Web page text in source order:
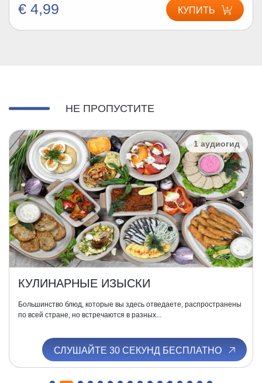
€ 4,99 КУПИТЬ
НЕ ПРОПУСТИТЕ
1 аудиогид
КУЛИНАРНЫЕ ИЗЫСКИ
Большинство блюд, которые вы здесь отведаете, распространены
по всей стране, но встречаются в разных...
СЛУШАЙТЕ 30 СЕКУНД БЕСПЛАТНО